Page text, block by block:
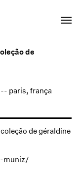
de
paris, frança
muniz/